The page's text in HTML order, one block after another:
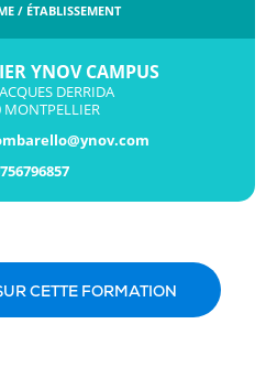
/ ÉTABLISSEMENT
YNOV CAMPUS
DERRIDA
MONTPELLIER
CETTE FORMATION